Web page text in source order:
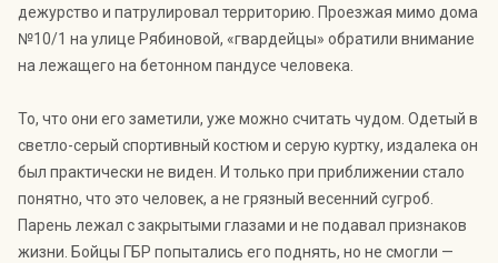
дежурство и патрулировал территорию. Проезжая мимо дома
№10/1 на улице Рябиновой, «гвардейцы» обратили внимание
на лежащего на бетонном пандусе человека.
То, что они его заметили, уже можно считать чудом. Одетый в
светло-серый спортивный костюм и серую куртку, издалека он
был практически не виден. И только при приближении стало
понятно, что это человек, а не грязный весенний сугроб.
Парень лежал с закрытыми глазами и не подавал признаков
жизни. Бойцы ГБР попытались его поднять, но не смогли —